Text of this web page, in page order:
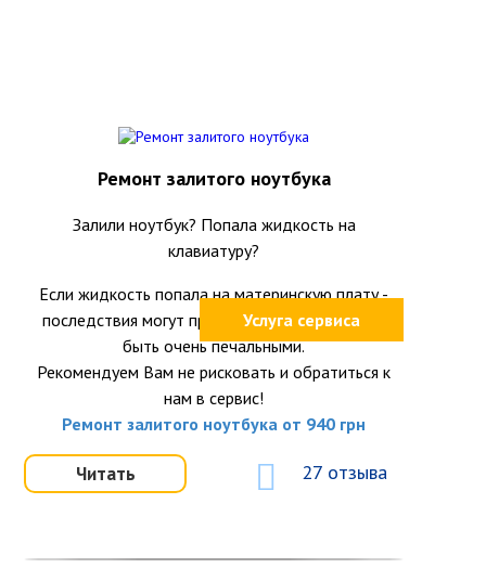
Услуга сервиса
Ремонт залитого ноутбука
Залили ноутбук? Попала жидкость на
клавиатуру?
Если жидкость попала на материнскую плату -
последствия могут проявиться со временем и
быть очень печальными.
Рекомендуем Вам не рисковать и обратиться к
нам в сервис!
Ремонт залитого ноутбука от 940 грн
Читать 27 отзыва